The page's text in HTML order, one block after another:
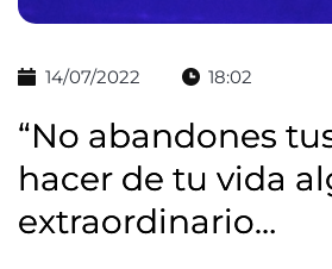
14/07/2022 18:02
“No abandones
hacer de tu vida
extraordinario…